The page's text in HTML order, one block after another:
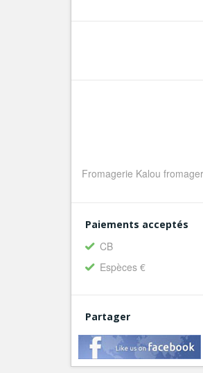
Fromagerie Kalou
Paiements acceptés
CB
Espèces €
Partager